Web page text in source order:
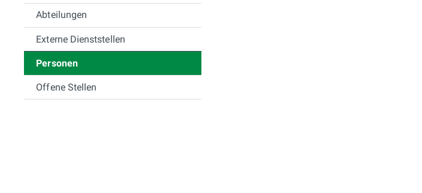
Abteilungen
Externe Dienststellen
Personen
Offene Stellen